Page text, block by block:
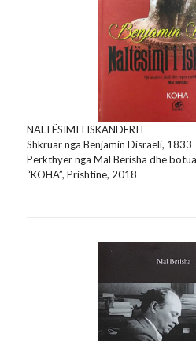
NALTËSIMI I ISKANDERIT
Shkruar nga Benjamin Disraeli, 1833
Përkthyer nga Mal Berisha dhe
“KOHA”, Prishtinë, 2018